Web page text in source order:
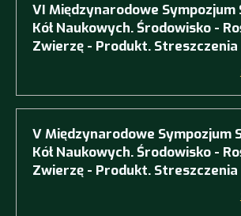
VI Międzynarodowe Sympozjum
Kół Naukowych. Środowisko -
Zwierzę - Produkt. Streszczenia
V Międzynarodowe Sympozjum
Kół Naukowych. Środowisko -
Zwierzę - Produkt. Streszczenia